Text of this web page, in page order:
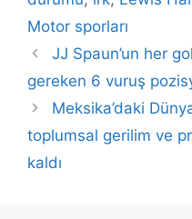
Motor sporları
JJ Spaun’un her
gereken 6 vuruş
Meksika’daki
toplumsal gerilim ve
kaldı